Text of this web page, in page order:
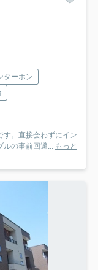
ターホン
。直接会わずにイン
ルの事前回避... もっと